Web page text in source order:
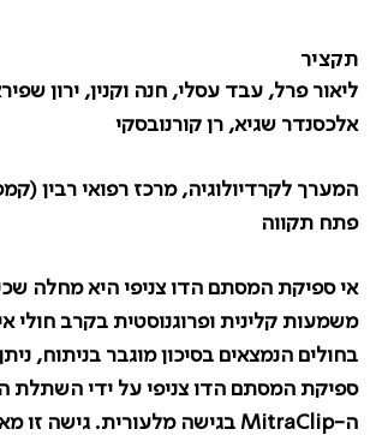
תקציר
ליאור פרל, עבד עסלי, חנה וקנין, ירון
אלכסנדר שגיא, רן קורנובסקי
המערך לקרדיולוגיה, מרכז רפואי רבין
פתח תקווה
אי ספיקת המסתם הדו צניפי היא מחלה
משמעות קלינית ופרוגנוסטית בקרב חולי
בחולים הנמצאים בסיכון מוגבר בניתוח,
ספיקת המסתם הדו צניפי על ידי השתלת
ה-MitraClip בגישה מלעורית. גישה זו